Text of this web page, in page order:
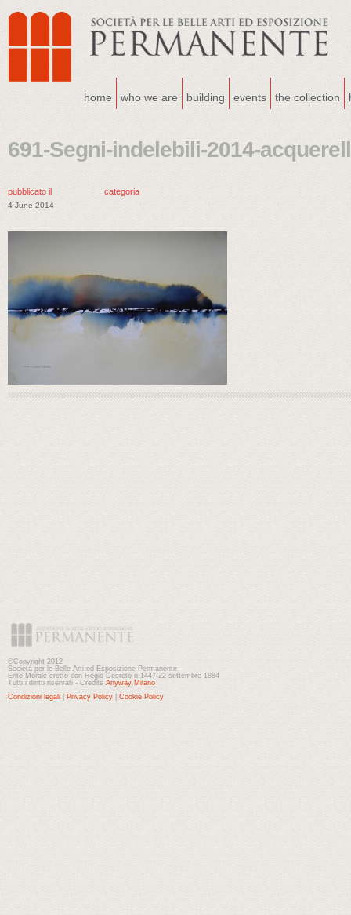
home who we are building events the collection
691-Segni-indelebili-2014-
pubblicato il
4 June 2014
categoria
©Copyright 2012
Società per le Belle Arti ed Esposizione Permanente
Ente Morale eretto con Regio Decreto n.1447-22 settembre 1884
Tutti i diritti riservati - Credits Anyway Milano
Condizioni legali
Privacy Policy Cookie Policy